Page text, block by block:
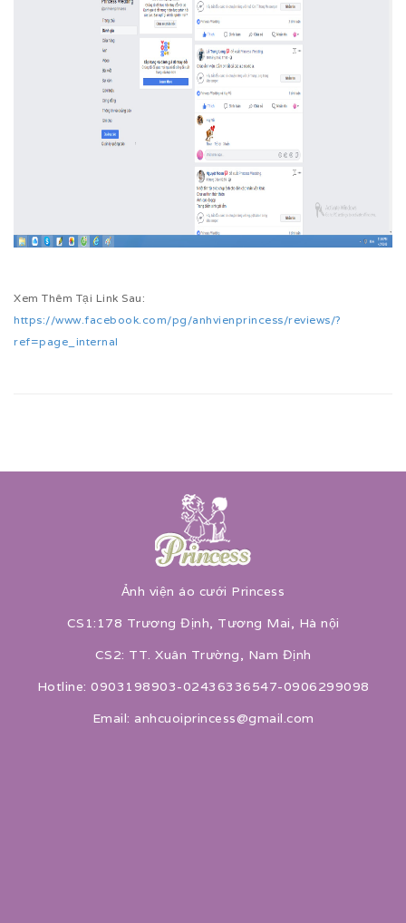
Xem Thêm Tại Link Sau:
https://www.facebook.com/pg/anhvienprincess/reviews/?
ref=page_internal
Ảnh viện áo cưới Princess
CS1:178 Trương Định, Tương Mai, Hà nội
CS2: TT. Xuân Trường, Nam Định
Hotline: 0903198903-02436336547-0906299098
Email: anhcuoiprincess@gmail.com